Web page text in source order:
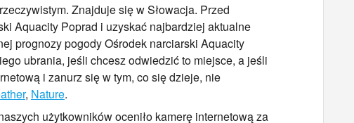
Znajduje się w Słowacja. Przed
Aquacity Poprad i uzyskać najbardziej aktualne
prognozy pogody Ośrodek narciarski Aquacity
ubrania, jeśli chcesz odwiedzić to miejsce, a jeśli
i zanurz się w tym, co się dzieje, nie
, Nature.
użytkowników oceniło kamerę internetową za